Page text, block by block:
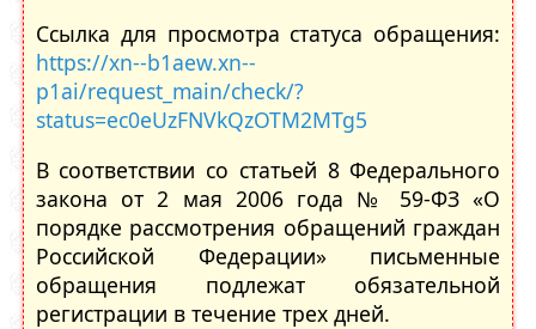
Ссылка для просмотра статуса обращения:
https://xn--b1aew.xn--
p1ai/request_main/check/?
status=ec0eUzFNVkQzOTM2MTg5
В соответствии со статьей 8 Федерального
закона от 2 мая 2006 года № 59-ФЗ «О
порядке рассмотрения обращений граждан
Российской Федерации» письменные
обращения подлежат обязательной
регистрации в течение трех дней.